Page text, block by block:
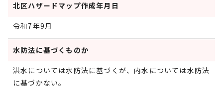
北区ハザードマップ作成年月日
令和7年9月
水防法に基づくものか
洪水については水防法に基づくが、内水については水防法
に基づかない。